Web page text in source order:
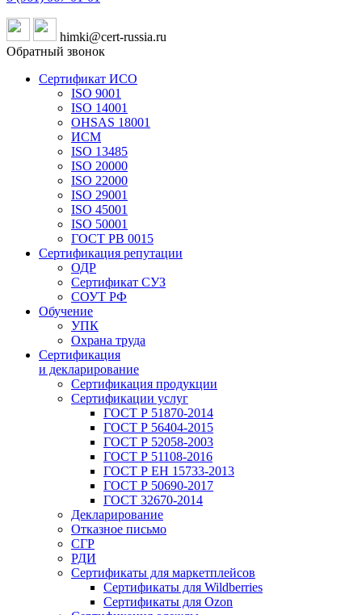
himki@cert-russia.ru
Обратный звонок
Сертификат ИСО
ISO 9001
ISO 14001
OHSAS 18001
ИСМ
ISO 13485
ISO 20000
ISO 22000
ISO 29001
ISO 45001
ISO 50001
ГОСТ РВ 0015
Сертификация репутации
ОДР
Сертификат СУЗ
СОУТ РФ
Обучение
УПК
Охрана труда
Сертификация
и декларирование
Сертификация продукции
Сертификации услуг
ГОСТ Р 51870-2014
ГОСТ Р 56404-2015
ГОСТ Р 52058-2003
ГОСТ Р 51108-2016
ГОСТ Р ЕН 15733-2013
ГОСТ Р 50690-2017
ГОСТ 32670-2014
Декларирование
Отказное письмо
СГР
РДИ
Сертификаты для маркетплейсов
Сертификаты для Wildberries
Сертификаты для Ozon